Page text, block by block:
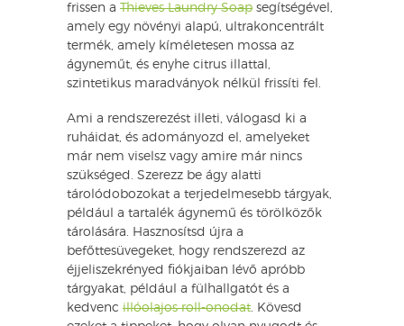
frissen a Thieves Laundry Soap segítségével,
amely egy növényi alapú, ultrakoncentrált
termék, amely kíméletesen mossa az
ágyneműt, és enyhe citrus illattal,
szintetikus maradványok nélkül frissíti fel.
Ami a rendszerezést illeti, válogasd ki a
ruháidat, és adományozd el, amelyeket
már nem viselsz vagy amire már nincs
szükséged. Szerezz be ágy alatti
tárolódobozokat a terjedelmesebb tárgyak,
például a tartalék ágynemű és törölközők
tárolására. Hasznosítsd újra a
befőttesüvegeket, hogy rendszerezd az
éjjeliszekrényed fiókjaiban lévő apróbb
tárgyakat, például a fülhallgatót és a
kedvenc illóolajos roll-onodat. Kövesd